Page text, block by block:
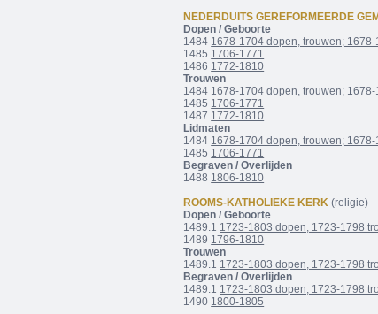
NEDERDUITS GEREFORMEERDE
Dopen / Geboorte
1484 1678-1704 dopen, trouwen;
1485 1706-1771
1486 1772-1810
Trouwen
1484 1678-1704 dopen, trouwen;
1485 1706-1771
1487 1772-1810
Lidmaten
1484 1678-1704 dopen, trouwen;
1485 1706-1771
Begraven / Overlijden
1488 1806-1810
ROOMS-KATHOLIEKE KERK (religie)
Dopen / Geboorte
1489.1 1723-1803 dopen, 1723-1798
1489 1796-1810
Trouwen
1489.1 1723-1803 dopen, 1723-1798
Begraven / Overlijden
1489.1 1723-1803 dopen, 1723-1798
1490 1800-1805